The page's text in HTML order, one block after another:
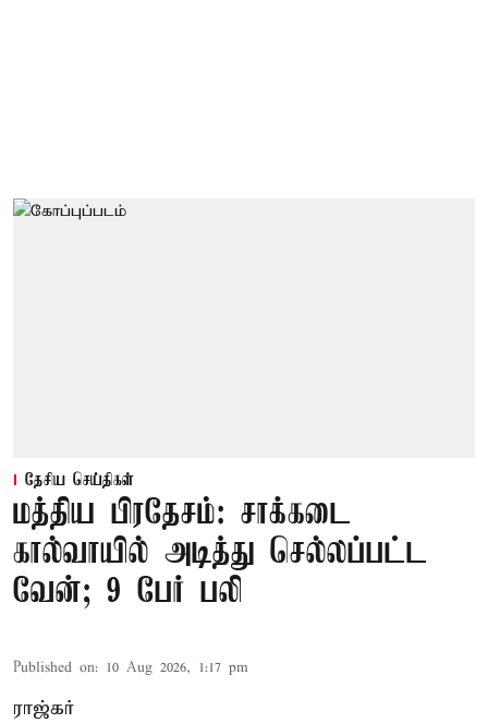
தேசிய செய்திகள்
மத்திய பிரதேசம்: சாக்கடை
கால்வாயில் அடித்து செல்லப்பட்ட
வேன்; 9 பேர் பலி
Published on: 10 Aug 2026, 1:17 pm
ராஜ்கர்